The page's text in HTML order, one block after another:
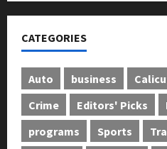
CATEGORIES
Auto business
Crime
Editors' Picks
programs
Sports